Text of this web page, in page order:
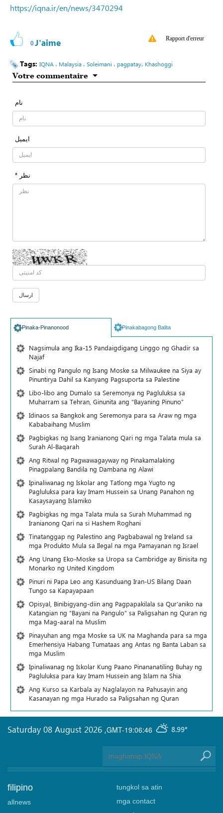
https://iqna.ir/en/news/3470294
0J'aime Rapport d'erreur
Tags: IQNA ، Malaysia ، Soleimani ، pagpatay، Khashoggi
Votre commentaire
نام
ایمیل
* نظر
Pinaka-Pinanonood Pinakabagong Balita
Nagsimula ang Ika-15 Pandaigdigang Linggo ng Ghadir sa
Najaf
Sinabi ng Pangulo ng Isang Moske sa Milwaukee na Siya ay
Pinuntirya Dahil sa Kanyang Pagsuporta sa Palestine
Libo-libo ang Dumalo sa Seremonya ng Pagluluksa sa
Muharram sa Tehran, Ginunita ang “Bayaning Pinuno”
Idinaos sa Bangkok ang Seremonya para sa Araw ng mga
Kababaihang Muslim
Pagbigkas ng Isang Iranianong Qari ng mga Talata mula sa
Surah Al-Baqarah
Ang Ritwal ng Pagwawagayway ng Pinakamalaking
Pinagpalang Bandila ng Dambana ng Alawi
Ipinaliwanag ng Iskolar ang Tatlong mga Yugto ng
Pagluluksa para kay Imam Hussein sa Unang Panahon ng
Kasaysayang Islamiko
Pagbigkas ng mga Talata mula sa Surah Muhammad ng
Iranianong Qari na si Hashem Roghani
Tinatanggap ng Palestino ang Pagbabawal ng Ireland sa
mga Produkto Mula sa Ilegal na mga Pamayanan ng Israel
Ang Unang Eko-Moske sa Uropa sa Cambridge ay Binisita ng
Monarko ng United Kingdom
Pinuri ni Papa Leo ang Kasunduang Iran-US Bilang Daan
Tungo sa Kapayapaan
Opisyal, Binibigyang-diin ang Pagpapakilala sa Qur’aniko na
Katangian ng “Bayani na Pangulo” sa Paligsahan ng Quran ng
mga Mag-aaral na Muslim
Pinayuhan ang mga Moske sa UK na Maghanda para sa mga
Emerhensiya Habang Tumataas ang Antas ng Banta Laban sa
mga Muslim
Ipinaliwanag ng Iskolar Kung Paano Pinananatiling Buhay ng
Pagluluksa para kay Imam Hussein ang Islam na Shia
Ang Kurso sa Karbala ay Naglalayon na Pahusayin ang
Kasanayan ng mga Hurado sa Paligsahan ng Quran
GMT-19:06:46 8.99°
Saturday 08 August 2026 ,
filipino
allnews
tungkol sa atin
mga contact